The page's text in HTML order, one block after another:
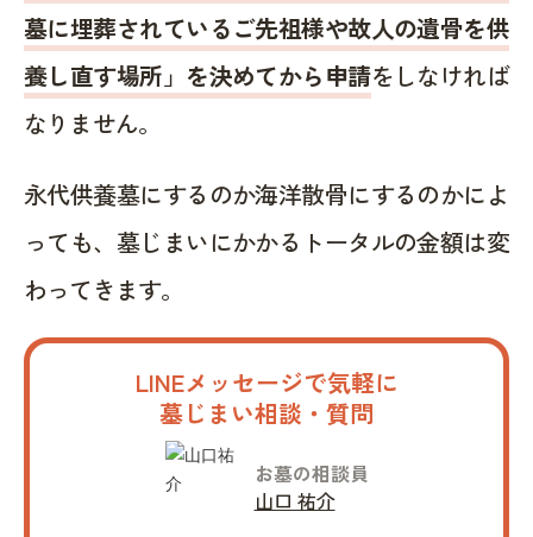
墓に埋葬されているご先祖様や故人の遺骨を供
養し直す場所」を決めてから申請をしなければ
なりません。
永代供養墓にするのか海洋散骨にするのかによ
っても、墓じまいにかかるトータルの金額は変
わってきます。
LINEメッセージで気軽に
墓じまい相談・質問
お墓の相談員
山口 祐介